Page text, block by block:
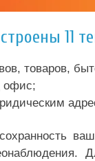
11
товаров,
офис;